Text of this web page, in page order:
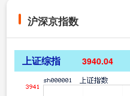
沪深京指数
上证综指 3940.04